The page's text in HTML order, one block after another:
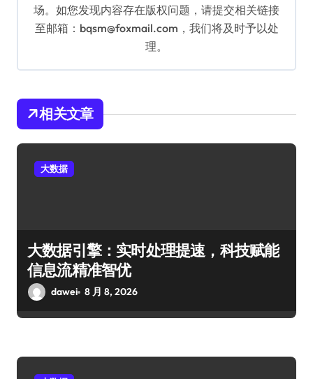
场。如您发现内容存在版权问题，请提交相关链接
至邮箱：bqsm@foxmail.com，我们将及时予以处
理。
相关文章
大数据
大数据引擎：实时处理提速，科技赋能
信息流精准智优
dawei 8 月 8, 2026